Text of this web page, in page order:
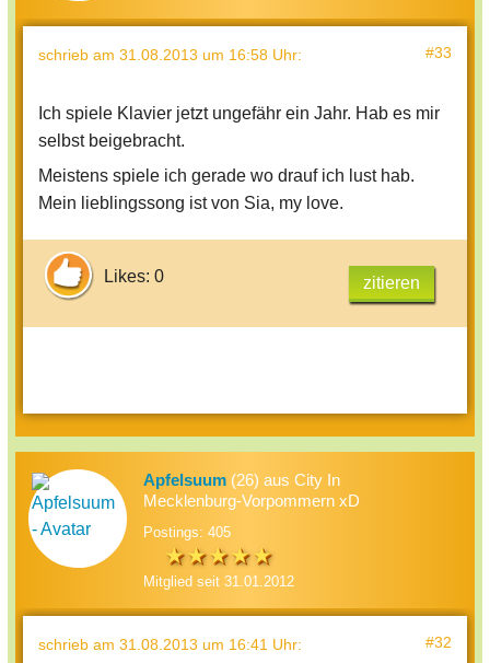
schrieb am 31.08.2013 um 16:58 Uhr: #33
Ich spiele Klavier jetzt ungefähr ein Jahr. Hab es mir
selbst beigebracht.
Meistens spiele ich gerade wo drauf ich lust hab.
Mein lieblingssong ist von Sia, my love.
Likes: 0 zitieren
Apfelsuum (26) aus City In
Mecklenburg-Vorpommern xD
Postings: 405
Mitglied seit 31.01.2012
schrieb am 31.08.2013 um 16:41 Uhr: #32